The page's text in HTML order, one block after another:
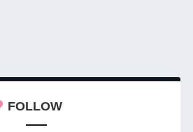
FOLLOW